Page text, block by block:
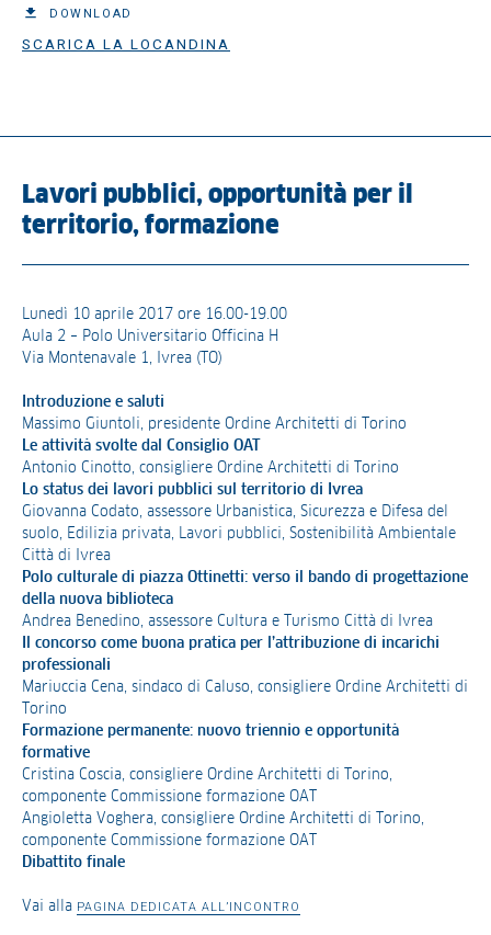
DOWNLOAD
SCARICA LA LOCANDINA
Lavori pubblici, opportunità per il
territorio, formazione
Lunedì 10 aprile 2017 ore 16.00-19.00
Aula 2 – Polo Universitario Officina H
Via Montenavale 1, Ivrea (TO)
Introduzione e saluti
Massimo Giuntoli, presidente Ordine Architetti di Torino
Le attività svolte dal Consiglio OAT
Antonio Cinotto, consigliere Ordine Architetti di Torino
Lo status dei lavori pubblici sul territorio di Ivrea
Giovanna Codato, assessore Urbanistica, Sicurezza e Difesa del
suolo, Edilizia privata, Lavori pubblici, Sostenibilità Ambientale
Città di Ivrea
Polo culturale di piazza Ottinetti: verso il bando di progettazione
della nuova biblioteca
Andrea Benedino, assessore Cultura e Turismo Città di Ivrea
Il concorso come buona pratica per l’attribuzione di incarichi
professionali
Mariuccia Cena, sindaco di Caluso, consigliere Ordine Architetti di
Torino
Formazione permanente: nuovo triennio e opportunità
formative
Cristina Coscia, consigliere Ordine Architetti di Torino,
componente Commissione formazione OAT
Angioletta Voghera, consigliere Ordine Architetti di Torino,
componente Commissione formazione OAT
Dibattito finale
Vai alla PAGINA DEDICATA ALL’INCONTRO